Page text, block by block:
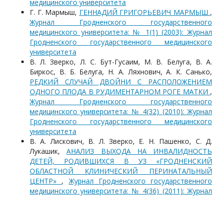
медицинского университета
Г. Г. Мармыш, ГЕННАДИЙ ГРИГОРЬЕВИЧ МАРМЫШ ,
Журнал Гродненского государственного
медицинского университета: № 1(1) (2003): Журнал
Гродненского государственного медицинского
университета
В. Л. Зверко, Л. С. Бут-Гусаим, М. В. Белуга, В. А.
Биркос, В. Б. Белуга, Н. А. Ляхнович, А. К. Санько,
РЕДКИЙ СЛУЧАЙ ДВОЙНИ С РАСПОЛОЖЕНИЕМ
ОДНОГО ПЛОДА В РУДИМЕНТАРНОМ РОГЕ МАТКИ ,
Журнал Гродненского государственного
медицинского университета: № 4(32) (2010): Журнал
Гродненского государственного медицинского
университета
В. А. Лискович, В. Л. Зверко, Е. Н. Пашенко, С. Д.
Лукашик,АНАЛИЗ ВЫХОДА НА ИНВАЛИДНОСТЬ
ДЕТЕЙ, РОДИВШИХСЯ В УЗ «ГРОДНЕНСКИЙ
ОБЛАСТНОЙ КЛИНИЧЕСКИЙ ПЕРИНАТАЛЬНЫЙ
ЦЕНТР» ,Журнал Гродненского государственного
медицинского университета: № 4(36) (2011): Журнал